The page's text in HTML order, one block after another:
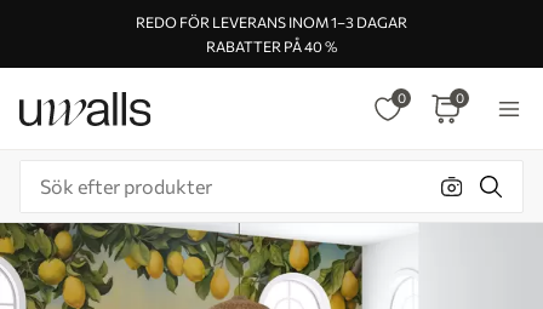
REDO FÖR LEVERANS INOM 1–3 DAGAR
RABATTER PÅ 40 %
0 0